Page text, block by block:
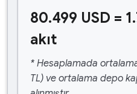
80.499 USD =
akıt
* Hesaplamada
TL) ve ortalama depo